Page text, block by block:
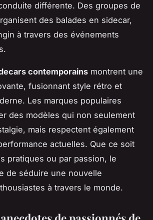
différente. Des groupes de
des balades en sidecar,
à travers des événements
contemporains montrent une
fusionnant style rétro et
Les marques populaires
des modèles qui non seulement
mais respectent également
actuelles. Que ce soit
pratiques ou par passion, le
de séduire une nouvelle
à travers le monde.